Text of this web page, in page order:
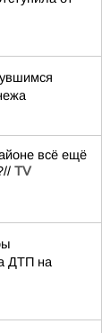
всё ещё
TV
ДТП на